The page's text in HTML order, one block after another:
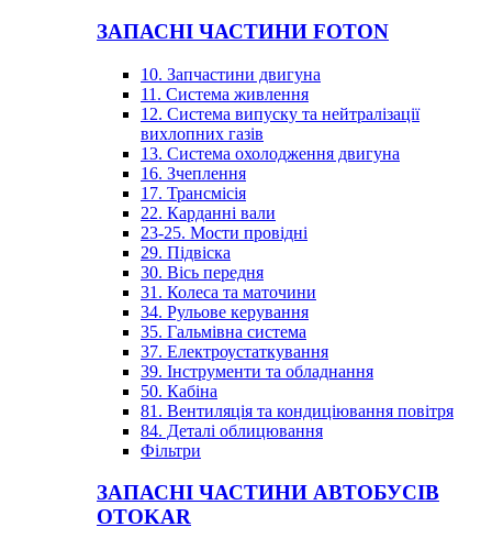
ЗАПАСНІ ЧАСТИНИ FOTON
10. Запчастини двигуна
11. Система живлення
12. Система випуску та нейтралізації
вихлопних газів
13. Система охолодження двигуна
16. Зчеплення
17. Трансмісія
22. Карданні вали
23-25. Мости провідні
29. Підвіска
30. Вісь передня
31. Колеса та маточини
34. Рульове керування
35. Гальмівна система
37. Електроустаткування
39. Інструменти та обладнання
50. Кабіна
81. Вентиляція та кондиціювання повітря
84. Деталі облицювання
Фільтри
ЗАПАСНІ ЧАСТИНИ АВТОБУСІВ
OTOKAR